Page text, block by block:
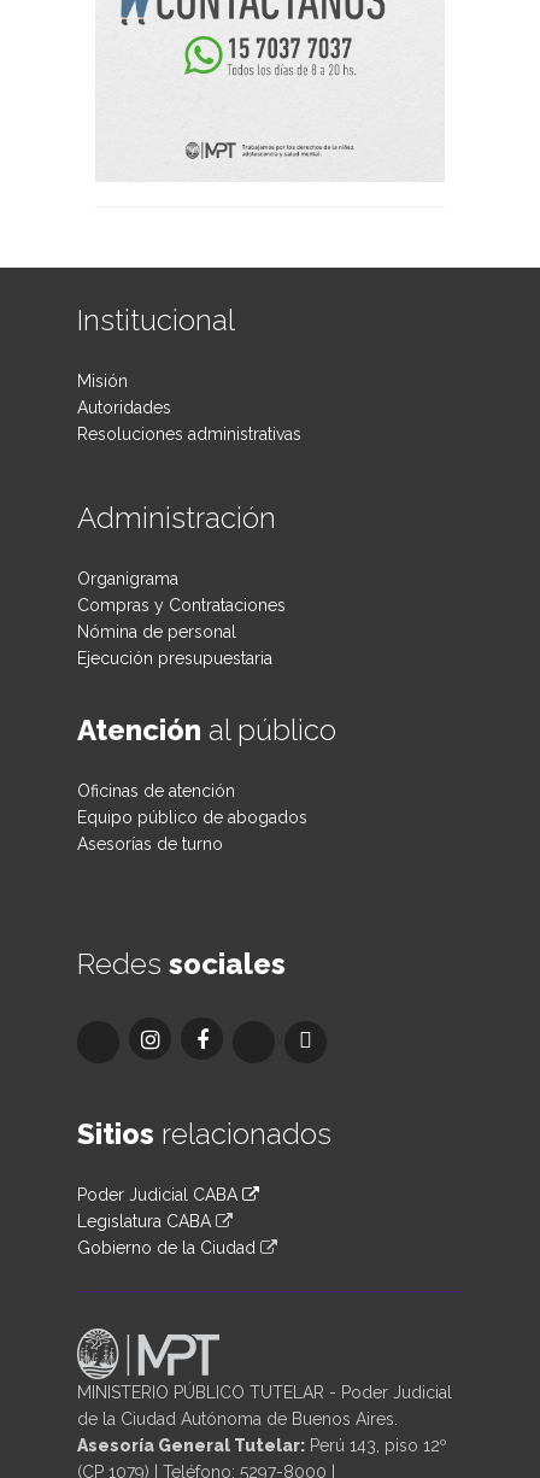
Institucional
Misión
Autoridades
Resoluciones administrativas
Administración
Organigrama
Compras y Contrataciones
Nómina de personal
Ejecución presupuestaria
Atención al público
Oficinas de atención
Equipo público de abogados
Asesorías de turno
Redes sociales
Sitios relacionados
Poder Judicial CABA
Legislatura CABA
Gobierno de la Ciudad
MINISTERIO PÚBLICO TUTELAR - Poder Judicial
de la Ciudad Autónoma de Buenos Aires.
Asesoría General Tutelar: Perú 143, piso 12º
(CP 1079) | Teléfono: 5297-8000 |